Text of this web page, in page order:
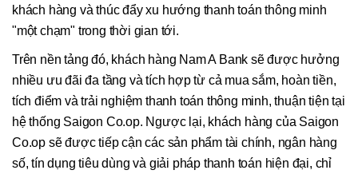
khách hàng và thúc đẩy xu hướng thanh toán thông minh
"một chạm" trong thời gian tới.
Trên nền tảng đó, khách hàng Nam A Bank sẽ được hưởng
nhiều ưu đãi đa tầng và tích hợp từ cả mua sắm, hoàn tiền,
tích điểm và trải nghiệm thanh toán thông minh, thuận tiện tại
hệ thống Saigon Co.op. Ngược lại, khách hàng của Saigon
Co.op sẽ được tiếp cận các sản phẩm tài chính, ngân hàng
số, tín dụng tiêu dùng và giải pháp thanh toán hiện đại, chỉ